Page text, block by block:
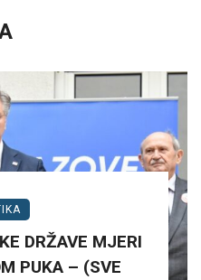
DRŽAVE MJERI
PUKA – (SVE